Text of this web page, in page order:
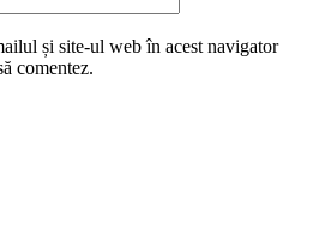
și site-ul web în acest navigator
comentez.